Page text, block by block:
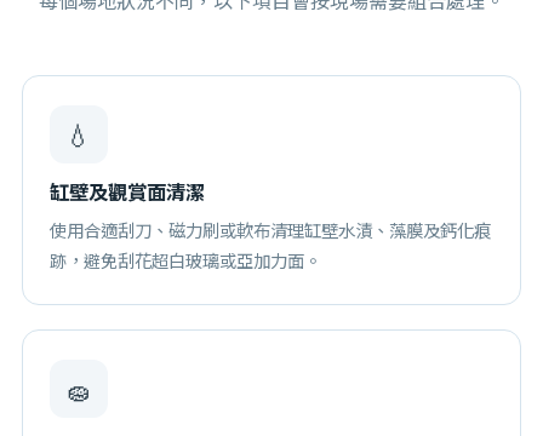
💧
缸壁及觀賞面清潔
使用合適刮刀、磁力刷或軟布清理缸壁水漬、藻膜及鈣化痕
跡，避免刮花超白玻璃或亞加力面。
🧽